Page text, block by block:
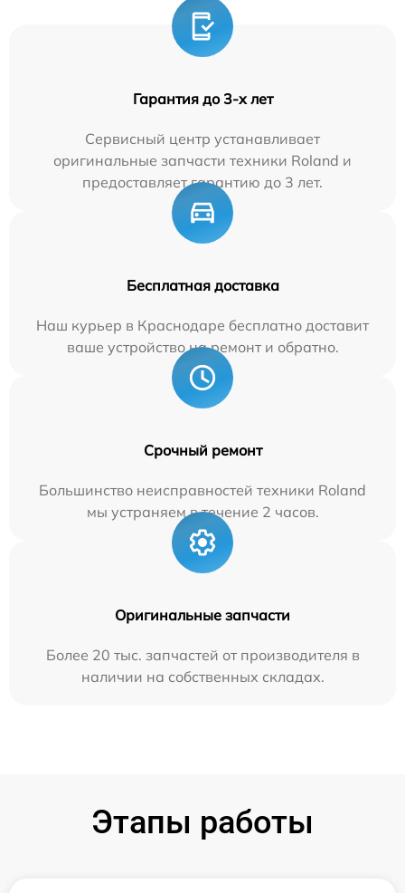
Гарантия до 3-х лет
Сервисный центр устанавливает
оригинальные запчасти техники Roland и
предоставляет гарантию до 3 лет.
Бесплатная доставка
Наш курьер в Краснодаре бесплатно доставит
ваше устройство на ремонт и обратно.
Срочный ремонт
Большинство неисправностей техники Roland
мы устраняем в течение 2 часов.
Оригинальные запчасти
Более 20 тыс. запчастей от производителя в
наличии на собственных складах.
Этапы работы